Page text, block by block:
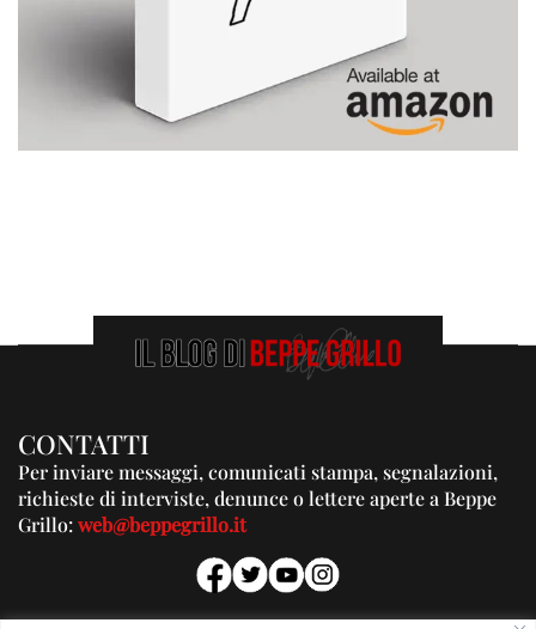
CONTATTI
Per inviare messaggi, comunicati stampa, segnalazioni,
richieste di interviste, denunce o lettere aperte a Beppe
Grillo:web@beppegrillo.it